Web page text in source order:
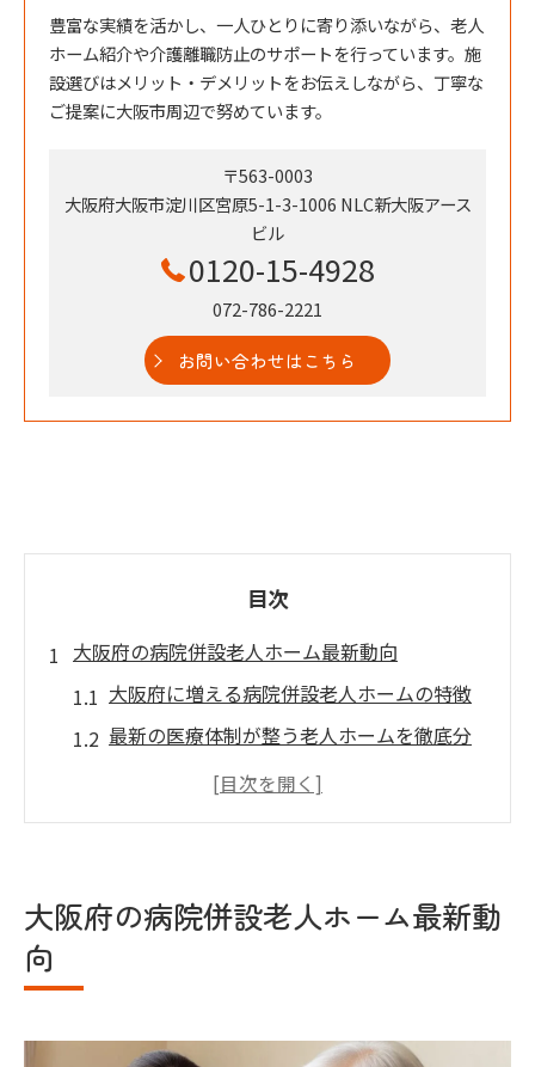
豊富な実績を活かし、一人ひとりに寄り添いながら、老人
ホーム紹介や介護離職防止のサポートを行っています。施
設選びはメリット・デメリットをお伝えしながら、丁寧な
ご提案に大阪市周辺で努めています。
〒563-0003
大阪府大阪市淀川区宮原5-1-3-1006 NLC新大阪アース
ビル
0120-15-4928
072-786-2221
お問い合わせはこちら
目次
大阪府の病院併設老人ホーム最新動向
大阪府に増える病院併設老人ホームの特徴
最新の医療体制が整う老人ホームを徹底分
事情
有料老人ホームと病院併設施設の違いを解
大阪府の病院併設老人ホーム最新動
向